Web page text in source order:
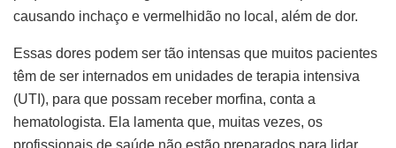
causando inchaço e vermelhidão no local, além de dor.
Essas dores podem ser tão intensas que muitos pacientes
têm de ser internados em unidades de terapia intensiva
(UTI), para que possam receber morfina, conta a
hematologista. Ela lamenta que, muitas vezes, os